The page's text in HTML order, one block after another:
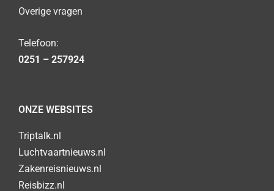
Overige vragen
Telefoon:
0251 – 257924
ONZE WEBSITES
Triptalk.nl
Luchtvaartnieuws.nl
Zakenreisnieuws.nl
Reisbizz.nl